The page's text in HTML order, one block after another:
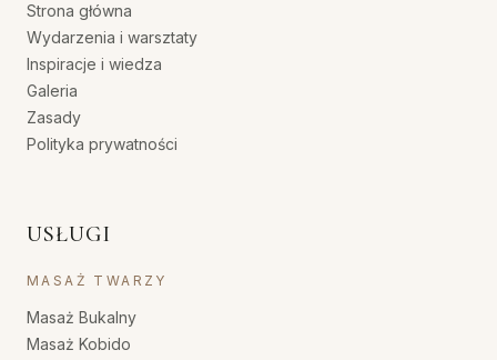
Strona główna
Wydarzenia i warsztaty
Inspiracje i wiedza
Galeria
Zasady
Polityka prywatności
USŁUGI
MASAŻ TWARZY
Masaż Bukalny
Masaż Kobido